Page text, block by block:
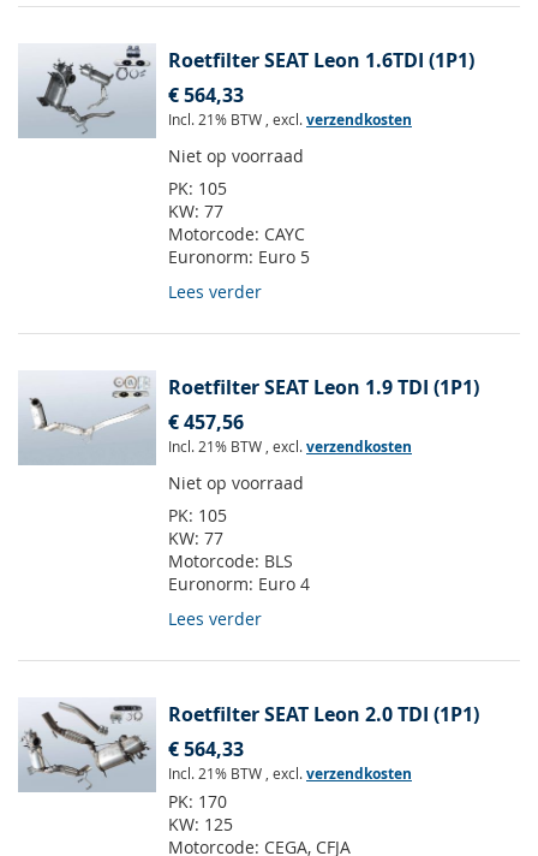
Roetfilter SEAT Leon 1.6TDI (1P1)
€ 564,33
Incl. 21% BTW , excl.verzendkosten
Niet op voorraad
PK: 105
KW: 77
Motorcode: CAYC
Euronorm: Euro 5
Lees verder
Roetfilter SEAT Leon 1.9 TDI (1P1)
€ 457,56
Incl. 21% BTW , excl.verzendkosten
Niet op voorraad
PK: 105
KW: 77
Motorcode: BLS
Euronorm: Euro 4
Lees verder
Roetfilter SEAT Leon 2.0 TDI (1P1)
€ 564,33
Incl. 21% BTW , excl.verzendkosten
PK: 170
KW: 125
Motorcode: CEGA, CFJA